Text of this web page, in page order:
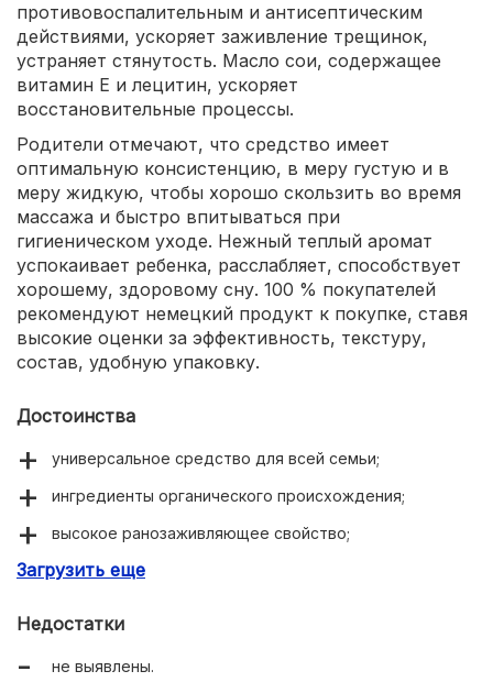
противовоспалительным и антисептическим
действиями, ускоряет заживление трещинок,
устраняет стянутость. Масло сои, содержащее
витамин Е и лецитин, ускоряет
восстановительные процессы.
Родители отмечают, что средство имеет
оптимальную консистенцию, в меру густую и в
меру жидкую, чтобы хорошо скользить во время
массажа и быстро впитываться при
гигиеническом уходе. Нежный теплый аромат
успокаивает ребенка, расслабляет, способствует
хорошему, здоровому сну. 100 % покупателей
рекомендуют немецкий продукт к покупке, ставя
высокие оценки за эффективность, текстуру,
состав, удобную упаковку.
Достоинства
универсальное средство для всей семьи;
ингредиенты органического происхождения;
высокое ранозаживляющее свойство;
смягчение + увлажнение + питание.
Загрузить еще
Недостатки
не выявлены.